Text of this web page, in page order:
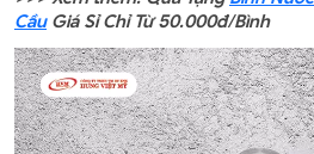
CầuGiá Sỉ Chỉ Từ 50.000đ/Bình